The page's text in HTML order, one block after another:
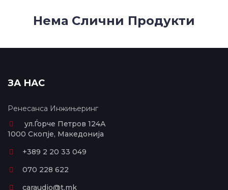
Нема Слични Продукти
ЗА НАС
Ренесанса Инжињеринг
ул.Ѓорче Петров 124А
1000 Скопје, Македонија
+389 2 20 33 049
070 228 622
caraudio@t.mk